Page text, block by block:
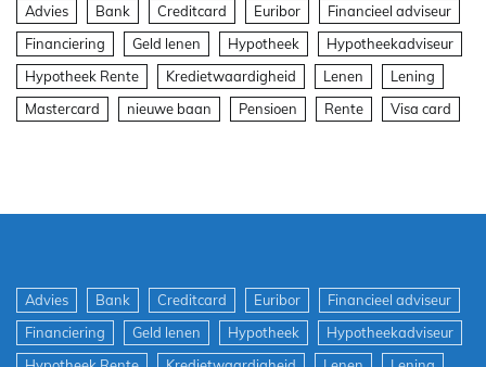
Advies Bank Creditcard Euribor
Financieel adviseur
Financiering
Geld lenen Hypotheek
Hypotheekadviseur
Hypotheek Rente
Kredietwaardigheid Lenen
Lening
Mastercard
nieuwe baan Pensioen Rente Visa card
Advies Bank Creditcard Euribor
Financieel adviseur
Financiering
Geld lenen Hypotheek
Hypotheekadviseur